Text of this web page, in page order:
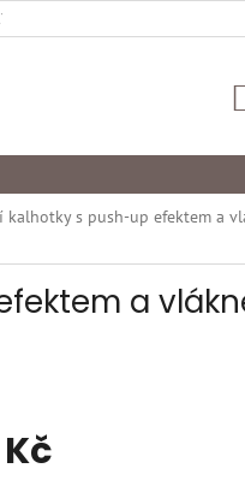
OCHRANY OSOBNÍCH ÚDAJŮ
kalhotky s push-up efektem a
a